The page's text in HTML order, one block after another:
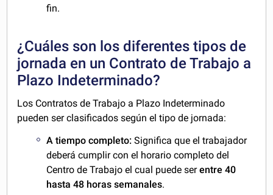
fin.
¿Cuáles son los diferentes tipos de
jornada en un Contrato de Trabajo a
Plazo Indeterminado?
Los Contratos de Trabajo a Plazo Indeterminado
pueden ser clasificados según el tipo de jornada:
A tiempo completo: Significa que el trabajador
deberá cumplir con el horario completo del
Centro de Trabajo el cual puede serentre 40
hasta 48 horas semanales.